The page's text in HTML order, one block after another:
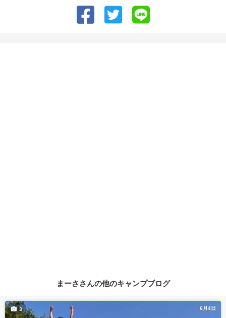
まーささんの他のキャンプブログ
6月4日
3